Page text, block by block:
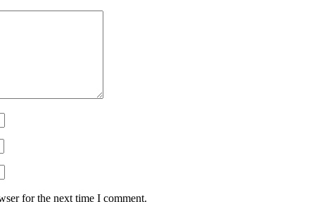
for the next time I comment.